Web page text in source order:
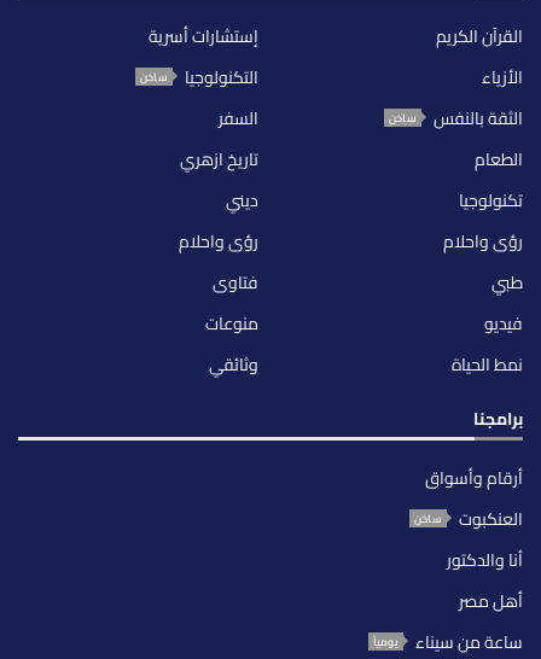
القرآن الكريم
إستشارات أسرية
الأزياء
التكنولوجيا ساخن
الثقة بالنفس ساخن
السفر
الطعام
تاريخ ازهري
تكنولوجيا
ديني
رؤى واحلام
رؤى واحلام
طبي
فتاوى
فيديو
منوعات
نمط الحياة
وثائقي
برامجنا
أرقام وأسواق
العنكبوت
ساخن
أنا والدكتور
أهل مصر
ساعة من سيناء
يومياً